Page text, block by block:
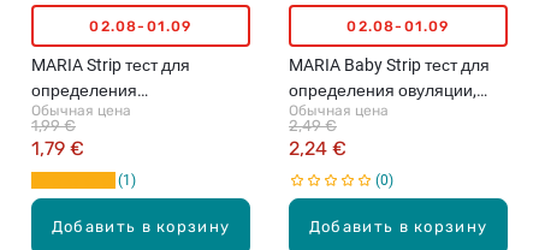
Добавить в корзину
02.08-01.09
MARIA Strip тест для
определения
беременности, 1шт.
Обычная цена
1,79 €
1,99 €
1
Добавить в корзину
02.08-01.09
MARIA Baby Strip тест для
определения овуляции,
1шт.
Обычная цена
2,24 €
2,49 €
0